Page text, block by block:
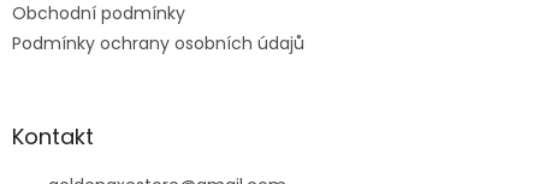
Obchodní podmínky
Podmínky ochrany osobních údajů
Kontakt